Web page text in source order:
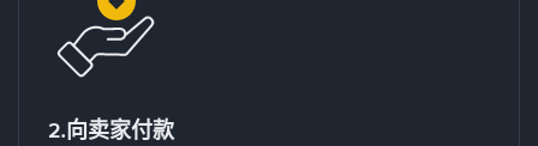
2.向卖家付款